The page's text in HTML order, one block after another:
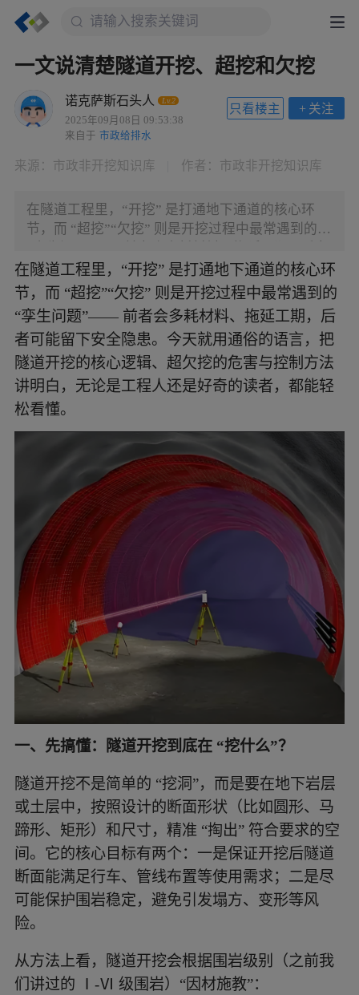
一文说清楚隧道开挖、超挖和欠挖
诺克萨斯石头人 Lv.2
2025年09月08日 09:53:38
来自于 市政给排水
+ 关注
只看楼主
来源： 市政非开挖知识库 作者： 市政非开挖知识库
在隧道工程里，“开挖” 是打通地下通道的核心环
节，而 “超挖”“欠挖” 则是开挖过程中最常遇到的
可能留下安全隐患。今天就用通俗的语言，把隧道
开挖的核心逻辑、超欠挖的危害与控制方法讲明
白，无论是工程人还是好奇的读者，都能轻松看
懂。 一、先搞懂：隧道开挖到底在 “挖什么”？ 隧
道开挖不是简单的 “挖洞”，而是要在地下岩层或土
层中，按照设计的断面形状（比如圆形、马蹄形、
矩形）和尺寸，精准 “掏出” 符合要求的空间。它的
核心目标有两个：一是保证开挖后隧道断面能满足
行车、管线布置等使用需求；二是尽可能保护围岩
稳定，避免引发塌方、变形等风险。
在隧道工程里，“开挖” 是打通地下通道的核心环
节，而 “超挖”“欠挖” 则是开挖过程中最常遇到的
“孪生问题”—— 前者会多耗材料、拖延工期，后
者可能留下安全隐患。今天就用通俗的语言，把
隧道开挖的核心逻辑、超欠挖的危害与控制方法
讲明白，无论是工程人还是好奇的读者，都能轻
松看懂。
一、先搞懂：隧道开挖到底在 “挖什么”？
隧道开挖不是简单的 “挖洞”，而是要在地下岩层
或土层中，按照设计的断面形状（比如圆形、马
蹄形、矩形）和尺寸，精准 “掏出” 符合要求的空
间。它的核心目标有两个：一是保证开挖后隧道
断面能满足行车、管线布置等使用需求；二是尽
可能保护围岩稳定，避免引发塌方、变形等风
险。
从方法上看，隧道开挖会根据围岩级别（之前我
们讲过的 Ⅰ-Ⅵ 级围岩）“因材施教”：